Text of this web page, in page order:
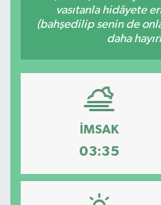
vasıtanla hidâyete
(bahşedilip senin de
daha
İMSAK
03:35